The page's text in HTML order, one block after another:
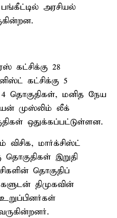
அரசியல்
கட்சிக்கு 28
கட்சிக்கு 5
4 தொகுதிகள், மனித நேய
முஸ்லிம் லீக்
ஒதுக்கப்பட்டுள்ளன.
விசிக, மார்க்சிஸ்ட்
தொகுதிகள் இறுதி
தொகுதிப்
திமுகவின்